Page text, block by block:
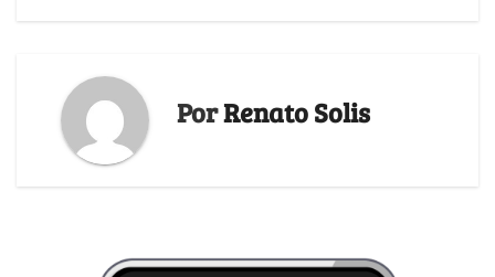
PorRenato Solis